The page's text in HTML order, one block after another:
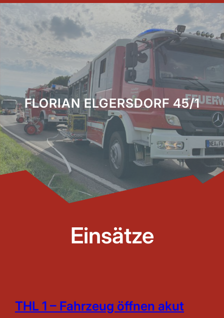
FLORIAN ELGERSDORF 45/1
Einsätze
THL 1 – Fahrzeug öffnen akut